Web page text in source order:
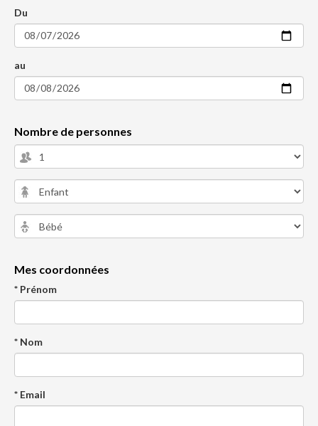
Du
au
Nombre de personnes
Mes coordonnées
* Prénom
* Nom
* Email